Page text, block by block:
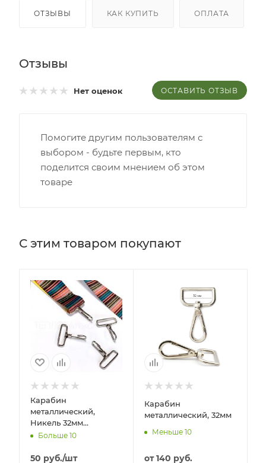
ОТЗЫВЫ КАК КУПИТЬ ОПЛАТА
Отзывы
Нет оценок ОСТАВИТЬ ОТЗЫВ
Помогите другим пользователям с
выбором - будьте первым, кто
поделится своим мнением об этом
товаре
С этим товаром покупают
Карабин
металлический,
Никель 32мм
(ременной, бюджет)
Больше 10
50 руб./шт
Карабин
металлический, 32мм
Меньше 10
от140 руб.